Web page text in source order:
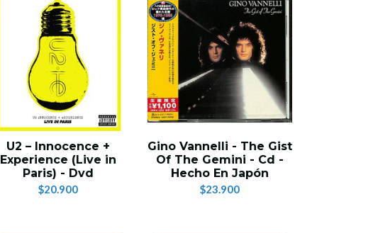
U2 – Innocence +
Experience (Live in
Paris) - Dvd
$20.900
Gino Vannelli - The Gist
Of The Gemini - Cd -
Hecho En Japón
$23.900